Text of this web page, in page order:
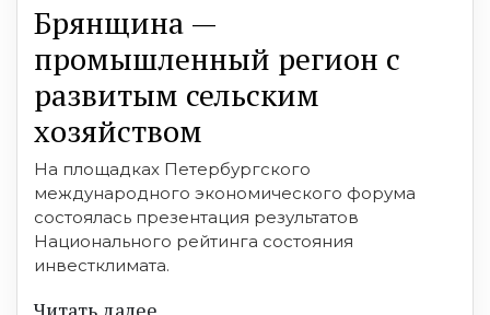
Брянщина —
промышленный регион с
развитым сельским
хозяйством
На площадках Петербургского
международного экономического форума
состоялась презентация результатов
Национального рейтинга состояния
инвестклимата.
Читать далее